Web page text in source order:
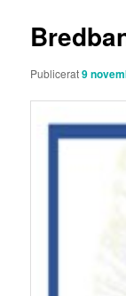
Publicerat9